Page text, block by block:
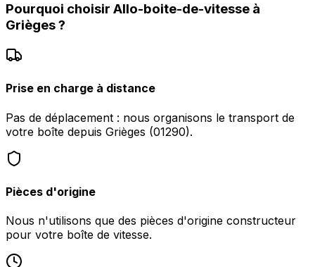
Pourquoi choisir Allo-boite-de-vitesse à
Grièges?
Prise en charge à distance
Pas de déplacement : nous organisons le transport de
votre boîte depuis Grièges (01290).
Pièces d'origine
Nous n'utilisons que des pièces d'origine constructeur
pour votre boîte de vitesse.